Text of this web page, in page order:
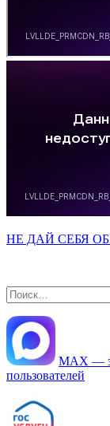
НЕ ДАЙ СЕБЯ
Найти:
МАХ —
пользователей